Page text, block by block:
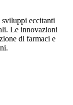
eccitanti
Le innovazioni
di farmaci e